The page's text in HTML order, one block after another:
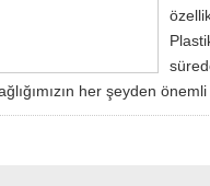
her şeyden